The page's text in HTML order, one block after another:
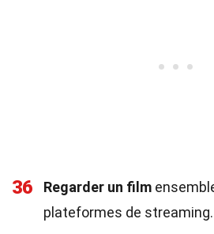
36 Regarder un film
plateformes de streaming.